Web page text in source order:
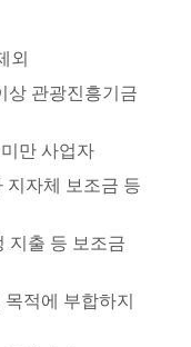
외
상 관광진흥기금
만 사업자
지자체 보조금 등
지출 등 보조금
적에 부합하지